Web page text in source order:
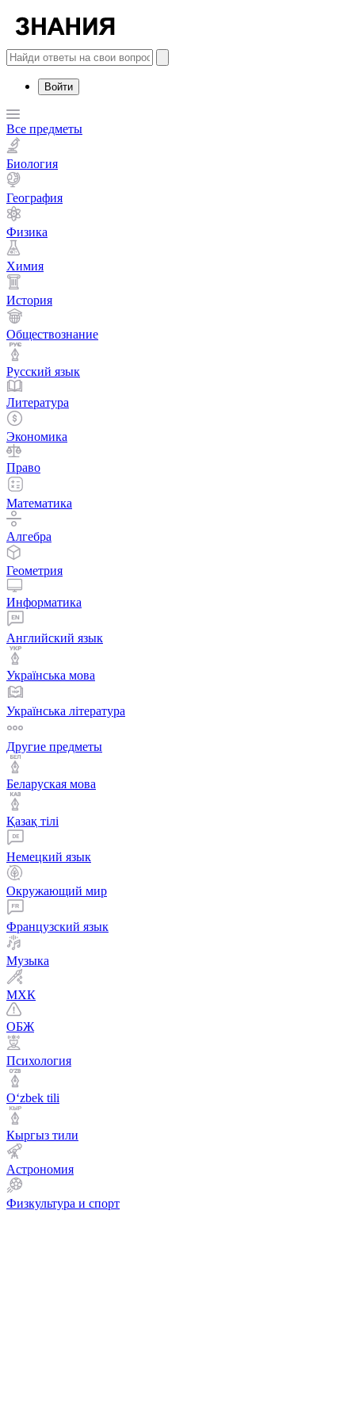
Войти
Все предметы
Биология
География
Физика
Химия
История
Обществознание
Русский язык
Литература
Экономика
Право
Математика
Алгебра
Геометрия
Информатика
Английский язык
Українська мова
Українська література
Другие предметы
Беларуская мова
Қазақ тiлi
Немецкий язык
Окружающий мир
Французский язык
Музыка
МХК
ОБЖ
Психология
Оʻzbek tili
Кыргыз тили
Астрономия
Физкультура и спорт